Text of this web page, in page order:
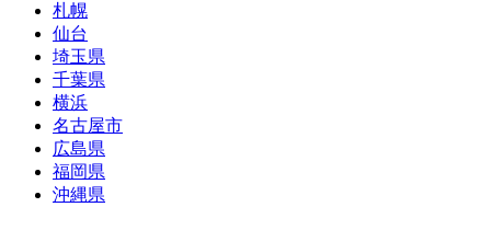
札幌
仙台
埼玉県
千葉県
横浜
名古屋市
広島県
福岡県
沖縄県